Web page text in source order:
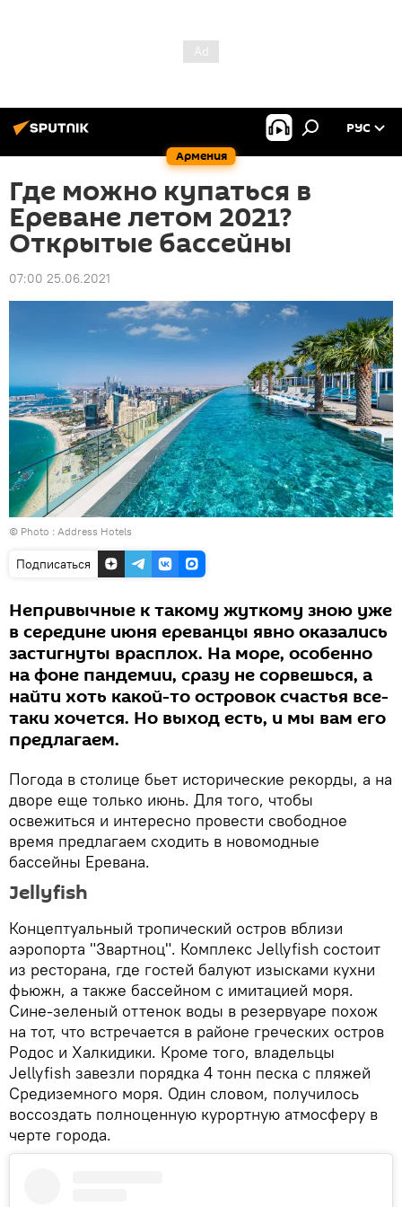
Армения
РУС
Где можно купаться в
Ереване летом 2021?
Открытые бассейны
07:00 25.06.2021
© Photo : Address Hotels
Подписаться
Непривычные к такому жуткому зною уже
в середине июня ереванцы явно оказались
застигнуты врасплох. На море, особенно
на фоне пандемии, сразу не сорвешься, а
найти хоть какой-то островок счастья все-
таки хочется. Но выход есть, и мы вам его
предлагаем.
Погода в столице бьет исторические рекорды, а на
дворе еще только июнь. Для того, чтобы
освежиться и интересно провести свободное
время предлагаем сходить в новомодные
бассейны Еревана.
Jellyfish
Концептуальный тропический остров вблизи
аэропорта "Звартноц". Комплекс Jellyfish состоит
из ресторана, где гостей балуют изысками кухни
фьюжн, а также бассейном с имитацией моря.
Сине-зеленый оттенок воды в резервуаре похож
на тот, что встречается в районе греческих остров
Родос и Халкидики. Кроме того, владельцы
Jellyfish завезли порядка 4 тонн песка с пляжей
Средиземного моря. Один словом, получилось
воссоздать полноценную курортную атмосферу в
черте города.